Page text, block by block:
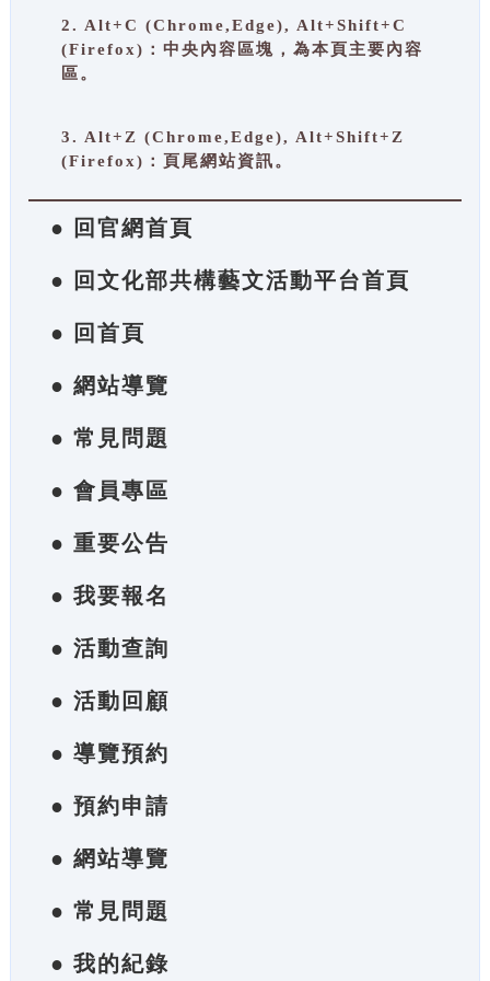
2. Alt+C (Chrome,Edge), Alt+Shift+C
(Firefox)：中央內容區塊，為本頁主要內容
區。
3. Alt+Z (Chrome,Edge), Alt+Shift+Z
(Firefox)：頁尾網站資訊。
● 回官網首頁
● 回文化部共構藝文活動平台首頁
● 回首頁
● 網站導覽
● 常見問題
● 會員專區
● 重要公告
● 我要報名
● 活動查詢
● 活動回顧
● 導覽預約
● 預約申請
● 網站導覽
● 常見問題
● 我的紀錄